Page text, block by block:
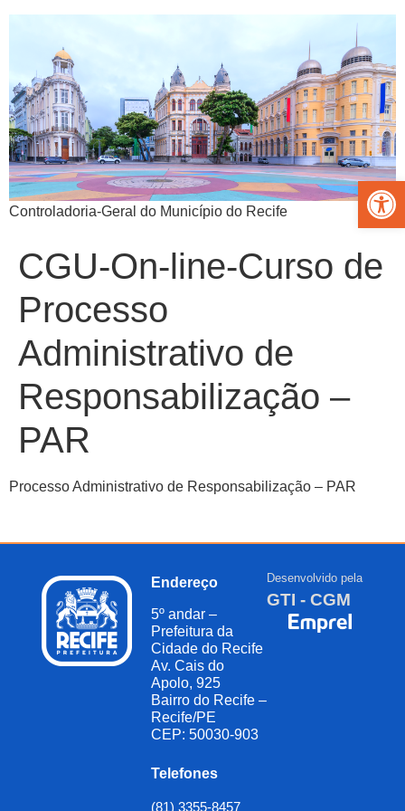
Abrir
Controladoria-Geral do Município do Recife
CGU-On-line-Curso de
Processo
Administrativo de
Responsabilização –
PAR
Processo Administrativo de Responsabilização – PAR
Endereço
5º andar –
Prefeitura da
Cidade do Recife
Av. Cais do
Apolo, 925
Bairro do Recife –
Recife/PE
CEP: 50030-903
Telefones
(81) 3355-8457
Desenvolvido pela
GTI - CGM